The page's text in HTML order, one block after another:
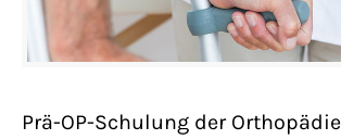
Prä-OP-Schulung der Orthopädie